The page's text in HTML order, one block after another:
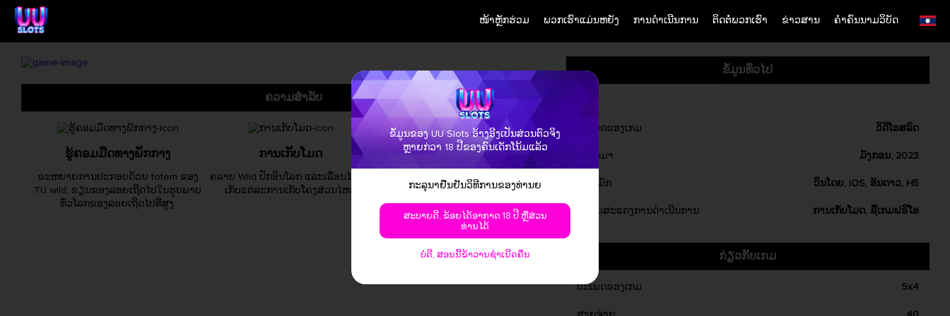
ໜ້າຫຼັກຮ່ວມ ພວກເຮົາແມ່ນຫຍັງ ການດຳເນີນການ ຕິດຕໍ່ພວກເຮົາ ຂ່າວສານ ຄຳຄົນນາມວິບັດ
Traditional Chinese
Phillipines
Hindi
Korean
Cambodia
Burmese
ຄວາມສຳລັບ
ຮູ້ຄອມມືດທາງພັກກາງ
ຂະຫຍາຍການປະກອບດ້ວຍ totem ຂອງ
TU wild, ຂຽນຂອງລອຍເຖີດໄປໃນຮູບພາບ
ທົ່ວໂລກຂອງລອຍເຖີດໄປທີ່ສູງ.
ການເກັບໂມດ
ຄລາບ Wild ປັກອິນໂລກ ແລະເລື່ອນໄປມັນ
ເກັບແຕ່ລະການເກັບໂຄງສ່ວນໄຫວ
ຈຳນວນເງິນທີ່ໄດ້ໄປດ້ວຍຫຼາຍສູງສຸດ
ການສູ້ກັບເງິນຄົບຫນຶ່ງຂອງທ່ານໄດ້ນຳເຂົ້າ
ໄປສູ້ເສີບອອກໄວ້ໂດຍໃຫ້ເງິນເຖີດຂອງທ່ານ
ເປັນເຫຼືອ 4,000!
ຂໍ້ມູນທົ່ວໄປ
ປະເພດຂອງເກມ ວິດີໂອສລົດ
ຕັ້ງລົດມາ ມັງກອນ, 2023
ສະຫມັກ ວິນໂດຍ, iOS, ອັນດາວ, H5
ຄວາມສະແດງການດຳເນີນການ ການເກັບໂມດ, ຊື້ເກມຟຣີໂອ
ກ່ຽວກັບເກມ
ປະເພດຂອງເກມ 5x4
ຂໍ້ມູນຂອງ UU Slots ອ້າງອີງເປັນສ່ວນຕົວຈິງ
ຫຼາຍກ່ວາ 18 ປີຂອງຄົນເດັກໂນ້ມແລ້ວ
ກະລຸນາຢືນຢັນວິທີການຂອງທ່ານຍ
ສະບາຍດີ, ຂ້ອຍໄດ້ອາກາດ 18 ປີ ຫຼືສ່ວນ
ທ່ານໄດ້
ບໍ່ດີ, ສອນນີ້ຂ້າວານຊໍາເນີດຄືນ